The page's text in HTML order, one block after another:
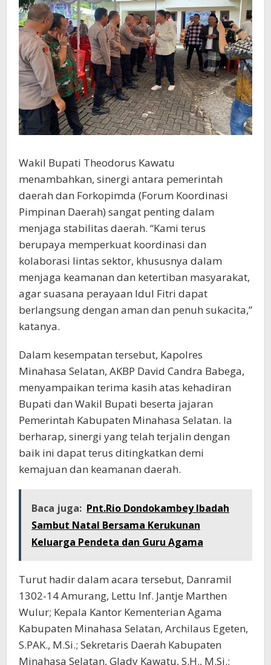
Wakil Bupati Theodorus Kawatu
menambahkan, sinergi antara pemerintah
daerah dan Forkopimda (Forum Koordinasi
Pimpinan Daerah) sangat penting dalam
menjaga stabilitas daerah. “Kami terus
berupaya memperkuat koordinasi dan
kolaborasi lintas sektor, khususnya dalam
menjaga keamanan dan ketertiban masyarakat,
agar suasana perayaan Idul Fitri dapat
berlangsung dengan aman dan penuh sukacita,”
katanya.
Dalam kesempatan tersebut, Kapolres
Minahasa Selatan, AKBP David Candra Babega,
menyampaikan terima kasih atas kehadiran
Bupati dan Wakil Bupati beserta jajaran
Pemerintah Kabupaten Minahasa Selatan. Ia
berharap, sinergi yang telah terjalin dengan
baik ini dapat terus ditingkatkan demi
kemajuan dan keamanan daerah.
Baca juga: Pnt.Rio Dondokambey Ibadah
Sambut Natal Bersama Kerukunan
Keluarga Pendeta dan Guru Agama
Turut hadir dalam acara tersebut, Danramil
1302-14 Amurang, Lettu Inf. Jantje Marthen
Wulur; Kepala Kantor Kementerian Agama
Kabupaten Minahasa Selatan, Archilaus Egeten,
S.PAK., M.Si.; Sekretaris Daerah Kabupaten
Minahasa Selatan, Glady Kawatu, S.H., M.Si.;